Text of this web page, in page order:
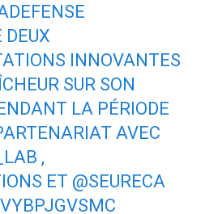
INNOVANTES
SUR SON
LA PÉRIODE
AVEC
,
ET @SEURECA